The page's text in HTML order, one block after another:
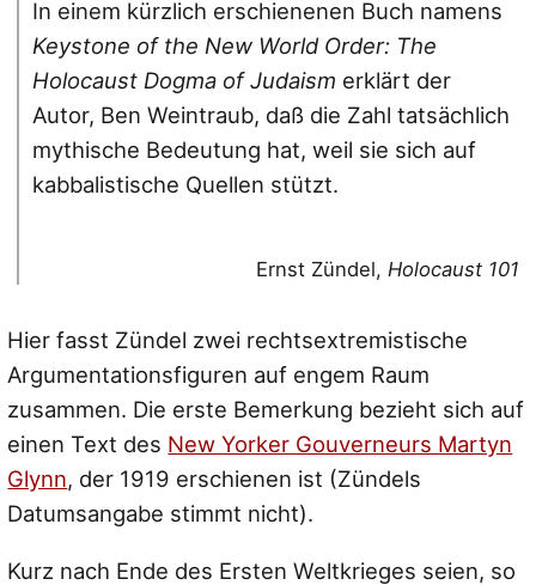
In einem kürzlich erschienenen Buch namens
Keystone of the New World Order: The
Holocaust Dogma of Judaism erklärt der
Autor, Ben Weintraub, daß die Zahl tatsächlich
mythische Bedeutung hat, weil sie sich auf
kabbalistische Quellen stützt.
Ernst Zündel, Holocaust 101
Hier fasst Zündel zwei rechtsextremistische
Argumentationsfiguren auf engem Raum
zusammen. Die erste Bemerkung bezieht sich auf
einen Text des New Yorker Gouverneurs Martyn
Glynn, der 1919 erschienen ist (Zündels
Datumsangabe stimmt nicht).
Kurz nach Ende des Ersten Weltkrieges seien, so